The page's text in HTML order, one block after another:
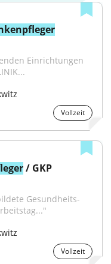
Einrichtungen
Vollzeit
/ GKP
Gesundheits-
Vollzeit